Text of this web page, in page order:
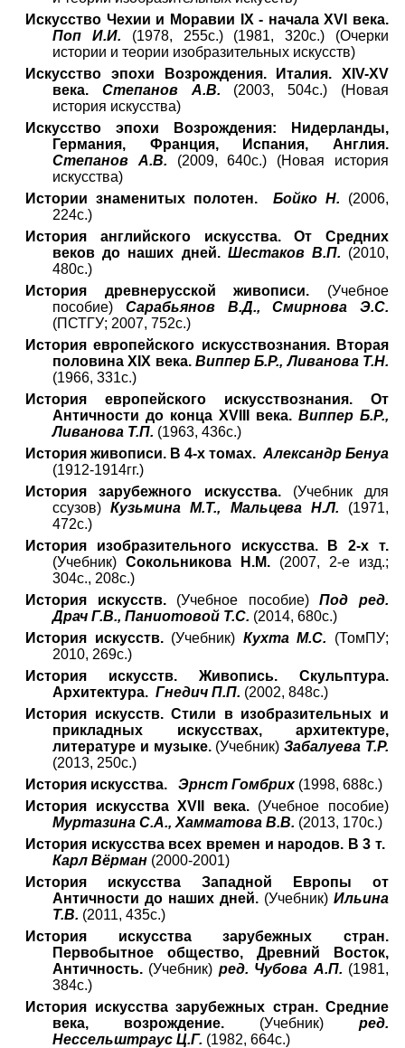
Искусство Чехии и Моравии IX - начала XVI века.
Поп И.И. (1978, 255с.) (1981, 320с.) (Очерки
истории и теории изобразительных искусств)
Искусство эпохи Возрождения. Италия. XIV-XV
века. Степанов А.В. (2003, 504с.) (Новая
история искусства)
Искусство эпохи Возрождения: Нидерланды,
Германия, Франция, Испания, Англия.
Степанов А.В. (2009, 640с.) (Новая история
искусства)
Истории знаменитых полотен.Бойко Н. (2006,
224с.)
История английского искусства. От Средних
веков до наших дней. Шестаков В.П. (2010,
480с.)
История древнерусской живописи. (Учебное
пособие) Сарабьянов В.Д., Смирнова Э.С.
(ПСТГУ; 2007, 752с.)
История европейского искусствознания. Вторая
половина XIX века. Виппер Б.Р., Ливанова Т.Н.
(1966, 331с.)
История европейского искусствознания. От
Античности до конца XVIII века. Виппер Б.Р.,
Ливанова Т.П. (1963, 436с.)
История живописи. В 4-х томах. Александр Бенуа
(1912-1914гг.)
История зарубежного искусства.(Учебник для
ссузов)Кузьмина М.Т., Мальцева Н.Л. (1971,
472с.)
История изобразительного искусства. В 2-х т.
(Учебник) Сокольникова Н.М. (2007, 2-е изд.;
304с., 208с.)
История искусств.(Учебное пособие)Под ред.
Драч Г.В., Паниотовой Т.С. (2014, 680с.)
История искусств.(Учебник) Кухта М.С. (ТомПУ;
2010, 269с.)
История искусств. Живопись. Скульптура.
Архитектура. Гнедич П.П. (2002, 848с.)
История искусств. Стили в изобразительных и
прикладных искусствах, архитектуре,
литературе и музыке. (Учебник)Забалуева Т.Р.
(2013, 250с.)
История искусства. Эрнст Гомбрих (1998, 688с.)
История искусства XVII века.(Учебное пособие)
Муртазина С.А., Хамматова В.В. (2013, 170с.)
История искусства всех времен и народов. В 3 т.
Карл Вёрман (2000-2001)
История искусства Западной Европы от
Античности до наших дней. (Учебник) Ильина
Т.В. (2011, 435с.)
История искусства зарубежных стран.
Первобытное общество, Древний Восток,
Античность. (Учебник) ред. Чубова А.П. (1981,
384с.)
История искусства зарубежных стран. Средние
века, возрождение. (Учебник) ред.
Нессельштраус Ц.Г. (1982, 664с.)